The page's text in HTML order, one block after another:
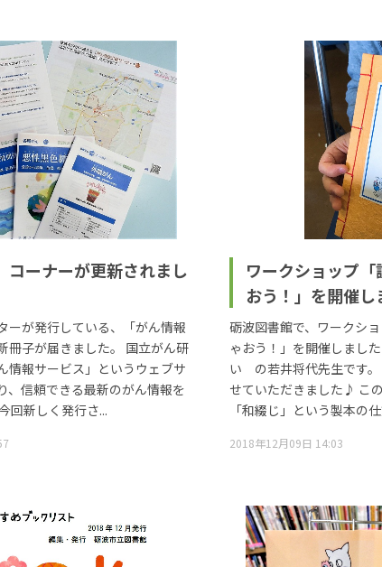
コーナーが更新されまし
ーが発行している、「がん情報
冊子が届きました。 国立がん研
情報サービス」というウェブサ
、信頼できる最新のがん情報を
回新しく発行さ...
ワークショップ
おう！」を開催し
砺波図書館で、ワークシ
ゃおう！」を開催しまし
い の若井将代先生です
せていただきました♪ こ
「和綴じ」という製本の
2018年12月09日 14:03